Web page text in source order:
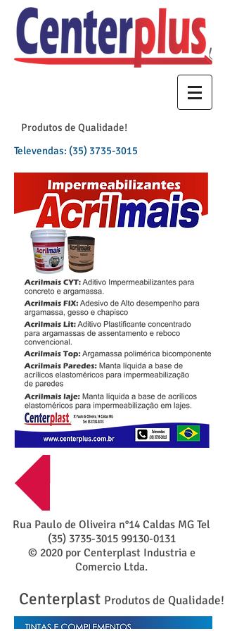
Produtos de Qualidade!
Televendas: (35) 3735-3015
Rua Paulo de Oliveira n°14 Caldas MG Tel
(35) 3735-3015 99130-0131
© 2020 por Centerplast Industria e
Comercio Ltda.
Centerplast Produtos de Qualidade!